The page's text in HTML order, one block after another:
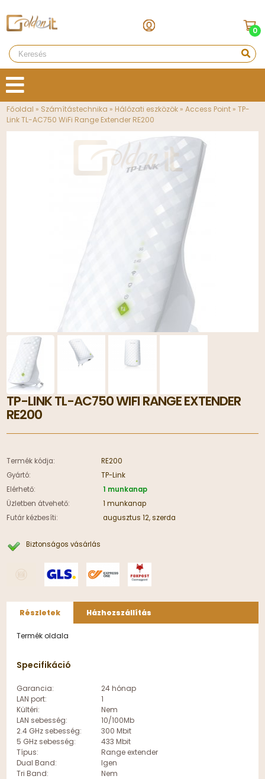
0
Főoldal » Számítástechnika » Hálózati eszközök »Access Point »TP-
Link TL-AC750 WiFi Range Extender RE200
TP-LINK TL-AC750 WIFI RANGE EXTENDER
RE200
Termék kódja:
RE200
Gyártó:
TP-Link
Elérhető:
1 munkanap
Üzletben átvehető:
1 munkanap
Futár kézbesíti:
augusztus 12, szerda
Biztonságos vásárlás
Részletek Házhozszállítás
Termék oldala
Specifikáció
Garancia:
24 hónap
LAN port:
1
Kültéri:
Nem
LAN sebesség:
10/100Mb
2.4 GHz sebesség:
300 Mbit
5 GHz sebesség:
433 Mbit
Típus:
Range extender
Dual Band:
Igen
Tri Band:
Nem